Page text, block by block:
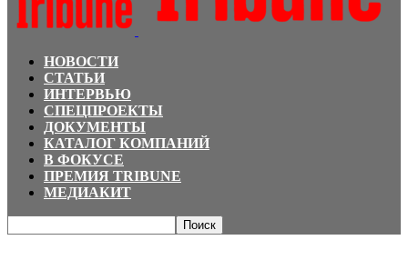
НОВОСТИ
СТАТЬИ
ИНТЕРВЬЮ
СПЕЦПРОЕКТЫ
ДОКУМЕНТЫ
КАТАЛОГ КОМПАНИЙ
В ФОКУСЕ
ПРЕМИЯ TRIBUNE
МЕДИАКИТ